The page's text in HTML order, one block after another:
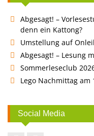
Abgesagt! –
denn ein Kattong?
Umstellung auf
Abgesagt! – Lesung
Sommerleseclub
Lego Nachmittag am
Social Media